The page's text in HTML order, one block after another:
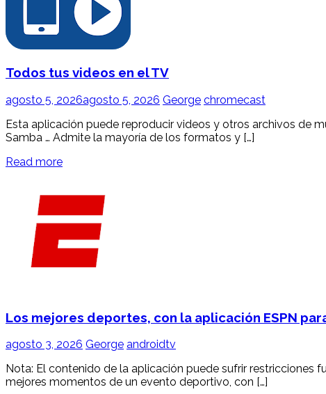
Todos tus videos en el TV
agosto 5, 2026agosto 5, 2026 George chromecast
Esta aplicación puede reproducir videos y otros archivos de
Samba … Admite la mayoría de los formatos y […]
Read more
Los mejores deportes, con la aplicación ESPN
agosto 3, 2026 George androidtv
Nota: El contenido de la aplicación puede sufrir restricciones
mejores momentos de un evento deportivo, con […]